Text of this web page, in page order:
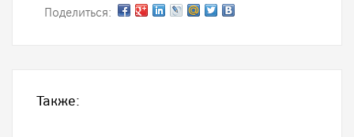
Поделиться:
Также: